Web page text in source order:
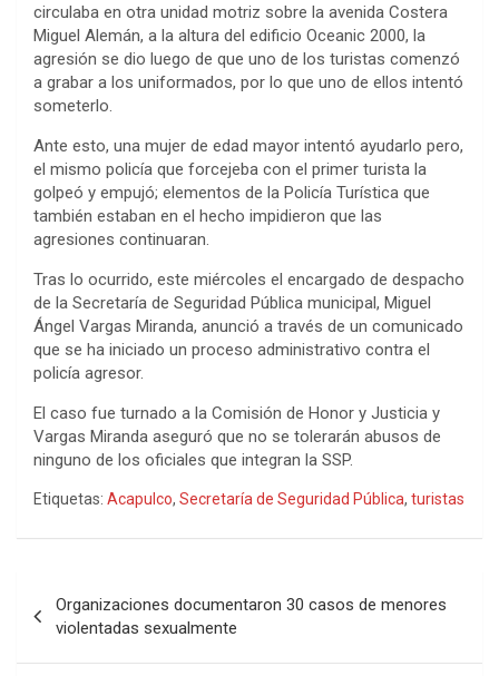
circulaba en otra unidad motriz sobre la avenida Costera
Miguel Alemán, a la altura del edificio Oceanic 2000, la
agresión se dio luego de que uno de los turistas comenzó
a grabar a los uniformados, por lo que uno de ellos intentó
someterlo.
Ante esto, una mujer de edad mayor intentó ayudarlo pero,
el mismo policía que forcejeba con el primer turista la
golpeó y empujó; elementos de la Policía Turística que
también estaban en el hecho impidieron que las
agresiones continuaran.
Tras lo ocurrido, este miércoles el encargado de despacho
de la Secretaría de Seguridad Pública municipal, Miguel
Ángel Vargas Miranda, anunció a través de un comunicado
que se ha iniciado un proceso administrativo contra el
policía agresor.
El caso fue turnado a la Comisión de Honor y Justicia y
Vargas Miranda aseguró que no se tolerarán abusos de
ninguno de los oficiales que integran la SSP.
Etiquetas: Acapulco, Secretaría de Seguridad Pública, turistas
de
entradas
Organizaciones documentaron 30 casos de menores
violentadas sexualmente